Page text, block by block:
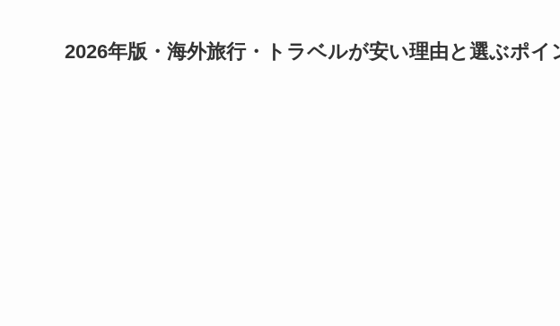
2026年版・海外旅行・トラベルが安い理由と選ぶポイ